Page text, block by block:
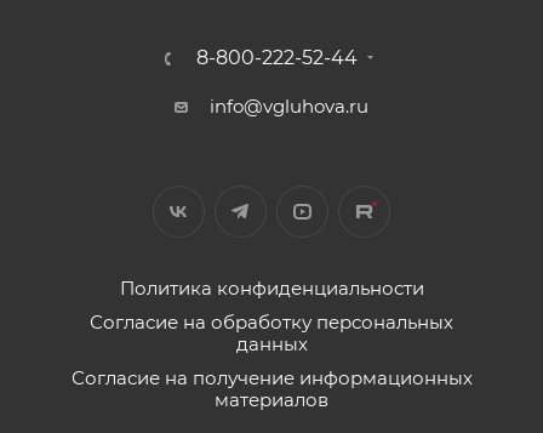
8-800-222-52-44
info@vgluhova.ru
Политика конфиденциальности
Согласие на обработку персональных
данных
Согласие на получение информационных
материалов